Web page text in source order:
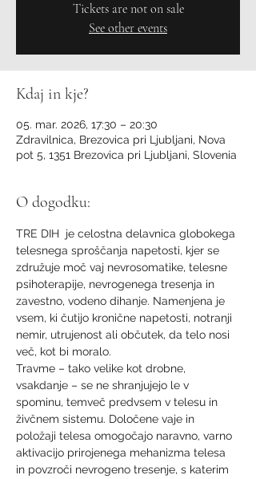
Tickets are not on sale
See other events
Kdaj in kje?
05. mar. 2026, 17:30 – 20:30
Zdravilnica, Brezovica pri Ljubljani, Nova
pot 5, 1351 Brezovica pri Ljubljani, Slovenia
O dogodku:
TRE DIH  je celostna delavnica globokega
telesnega sproščanja napetosti, kjer se
združuje moč vaj nevrosomatike, telesne
psihoterapije, nevrogenega tresenja in
zavestno, vodeno dihanje. Namenjena je
vsem, ki čutijo kronične napetosti, notranji
nemir, utrujenost ali občutek, da telo nosi
več, kot bi moralo.
Travme – tako velike kot drobne,
vsakdanje – se ne shranjujejo le v
spominu, temveč predvsem v telesu in
živčnem sistemu. Določene vaje in
položaji telesa omogočajo naravno, varno
aktivacijo prirojenega mehanizma telesa
in povzroči nevrogeno tresenje, s katerim